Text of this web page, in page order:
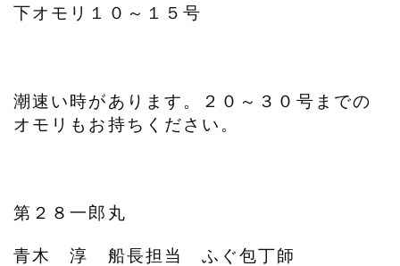
下オモリ１０～１５号
潮速い時があります。２０～３０号までの
オモリもお持ちください。
第２８一郎丸
青木 淳 船長担当 ふぐ包丁師